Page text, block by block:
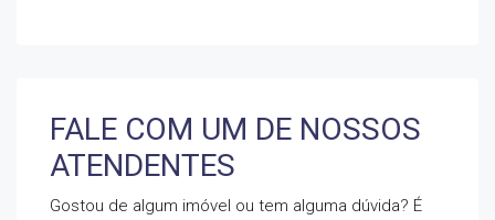
FALE COM UM DE NOSSOS
ATENDENTES
Gostou de algum imóvel ou tem alguma dúvida? É